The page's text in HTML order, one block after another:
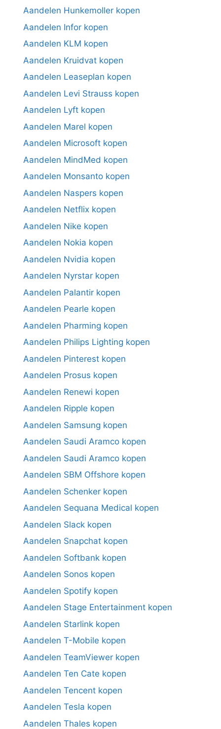
Aandelen Hunkemoller kopen
Aandelen Infor kopen
Aandelen KLM kopen
Aandelen Kruidvat kopen
Aandelen Leaseplan kopen
Aandelen Levi Strauss kopen
Aandelen Lyft kopen
Aandelen Marel kopen
Aandelen Microsoft kopen
Aandelen MindMed kopen
Aandelen Monsanto kopen
Aandelen Naspers kopen
Aandelen Netflix kopen
Aandelen Nike kopen
Aandelen Nokia kopen
Aandelen Nvidia kopen
Aandelen Nyrstar kopen
Aandelen Palantir kopen
Aandelen Pearle kopen
Aandelen Pharming kopen
Aandelen Philips Lighting kopen
Aandelen Pinterest kopen
Aandelen Prosus kopen
Aandelen Renewi kopen
Aandelen Ripple kopen
Aandelen Samsung kopen
Aandelen Saudi Aramco kopen
Aandelen Saudi Aramco kopen
Aandelen SBM Offshore kopen
Aandelen Schenker kopen
Aandelen Sequana Medical kopen
Aandelen Slack kopen
Aandelen Snapchat kopen
Aandelen Softbank kopen
Aandelen Sonos kopen
Aandelen Spotify kopen
Aandelen Stage Entertainment kopen
Aandelen Starlink kopen
Aandelen T-Mobile kopen
Aandelen TeamViewer kopen
Aandelen Ten Cate kopen
Aandelen Tencent kopen
Aandelen Tesla kopen
Aandelen Thales kopen